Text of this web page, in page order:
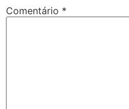
Comentário *